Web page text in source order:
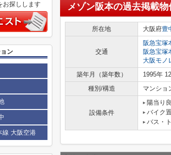
メゾン阪本の過去掲載物
所在地 大阪府豊
交通
阪急宝塚
阪急宝塚
大阪モノ
築年月（築年数）
1995年
種別/構造
マンショ
設備条件
陽当り
バイク
バス・
探しします
ン
線 大阪空港